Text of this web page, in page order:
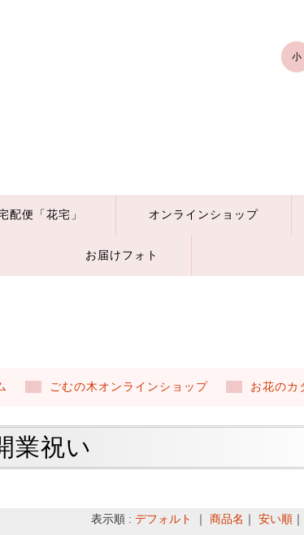
小
配便「花宅」 オンラインショップ
お届けフォト
ごむの木オンラインショップ お花のカ
業祝い
表示順 : デフォルト 商品名 安い順